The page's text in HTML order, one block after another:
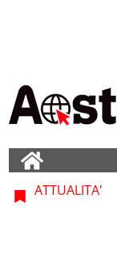
ATTUALITA'